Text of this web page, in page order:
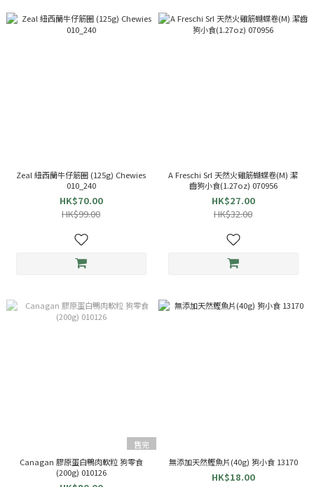
Zeal 紐西蘭牛仔筋圈 (125g) Chewies
010_240
HK$70.00
HK$99.00
A Freschi SrI 天然火雞筋蝴蝶卷(M) 潔
齒狗小食(1.27oz) 070956
HK$27.00
HK$32.00
售完
Canagan 膠原蛋白鴨肉軟粒 狗零食
(200g) 010126
無添加天然鰹魚片(40g) 狗小食 13170
HK$18.00